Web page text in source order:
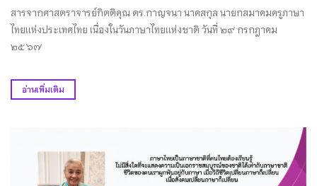
สารจากศาสตราจารย์กิตติคุณ ดร.กาญจนา นาคสกุล นายกสมาคมครูภาษา
ไทยเเห่งประเทศไทย เนื่องในวันภาษาไทยเเห่งชาติ วันที่ ๒๙ กรกฎาคม
๒๕๖๗
อ่านเพิ่มเติม